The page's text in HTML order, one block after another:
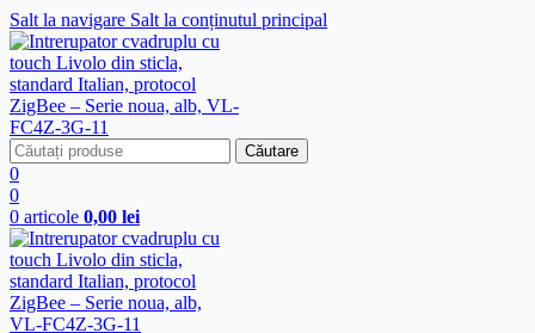
Salt la navigare Salt la conținutul principal
Căutare
0
0
0 articole 0,00 lei